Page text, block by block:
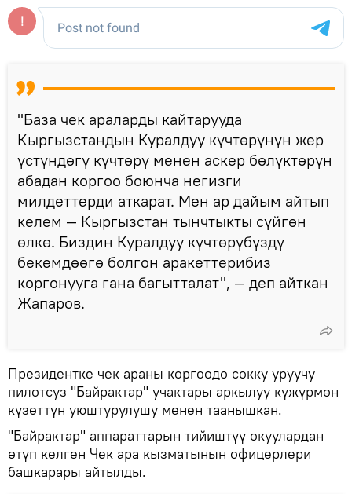
"База чек араларды кайтарууда
Кыргызстандын Куралдуу күчтөрүнүн жер
үстүндөгү күчтөрү менен аскер бөлүктөрүн
абадан коргоо боюнча негизги
милдеттерди аткарат. Мен ар дайым айтып
келем — Кыргызстан тынчтыкты сүйгөн
өлкө. Биздин Куралдуу күчтөрүбүздү
бекемдөөгө болгон аракеттерибиз
коргонууга гана багытталат", — деп айткан
Жапаров.
Президентке чек араны коргоодо сокку уруучу
пилотсуз "Байрактар" учактары аркылуу күжүрмөн
күзөттүн уюштурулушу менен таанышкан.
"Байрактар" аппараттарын тийиштүү окуулардан
өтүп келген Чек ара кызматынын офицерлери
башкарары айтылды.